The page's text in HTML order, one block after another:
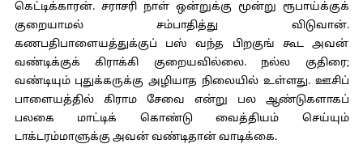
கெட்டிக்காரன். சராசரி நாள் ஒன்றுக்கு மூன்று ரூபாய்க்குக்
குறையாமல் சம்பாதித்து விடுவான்.
கணபதிபாளையத்துக்குப் பஸ் வந்த பிறகுங் கூட அவன்
வண்டிக்குக் கிராக்கி குறையவில்லை. நல்ல குதிரை;
வண்டியும் புதுக்கருக்கு அழியாத நிலையில் உள்ளது. ஊசிப்
பாளையத்தில் கிராம சேவை என்று பல ஆண்டுகளாகப்
பலகை மாட்டிக் கொண்டு வைத்தியம் செய்யும்
டாக்டரம்மாளுக்கு அவன் வண்டிதான் வாடிக்கை.